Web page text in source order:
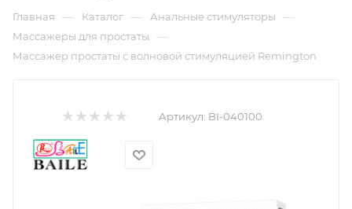
Главная — Каталог — Анальные стимуляторы —
Массажеры для простаты —
Массажер простаты с волновой стимуляцией Remington
Артикул: BI-040100